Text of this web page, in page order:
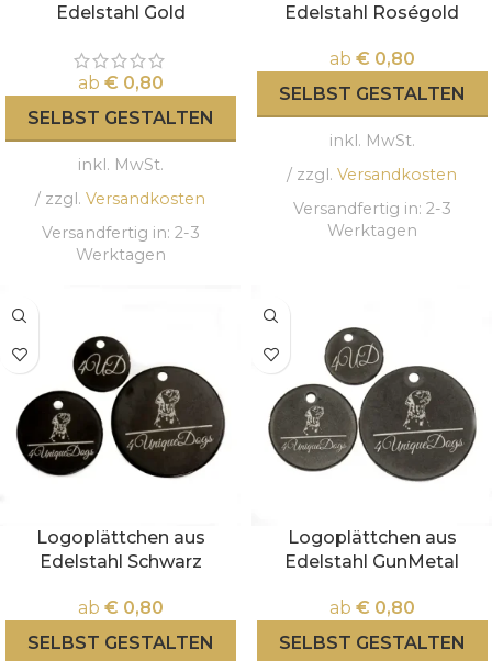
Edelstahl Gold
ab € 0,80
SELBST GESTALTEN
inkl. MwSt.
/ zzgl. Versandkosten
Versandfertig in: 2-3
Werktagen
Edelstahl Roségold
ab € 0,80
SELBST GESTALTEN
inkl. MwSt.
/ zzgl. Versandkosten
Versandfertig in: 2-3
Werktagen
Logoplättchen aus
Edelstahl Schwarz
ab € 0,80
SELBST GESTALTEN
Logoplättchen aus
Edelstahl GunMetal
ab € 0,80
SELBST GESTALTEN